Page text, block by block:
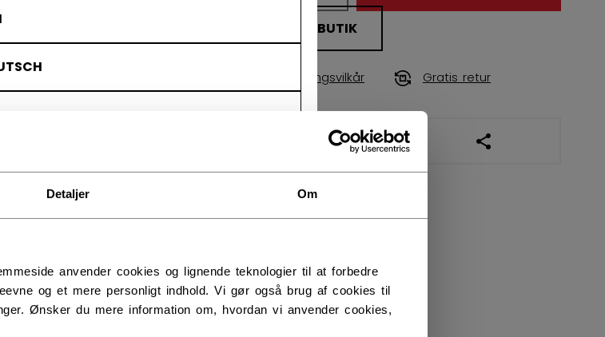
Detaljer Om
anvender cookies og lignende teknologier til at forbedre
og et mere personligt indhold. Vi gør også brug af cookies til
Ønsker du mere information om, hvordan vi anvender cookies,
FIND I BUTIK
Leveringsvilkår Gratis retur
ÅBN SOCIALE